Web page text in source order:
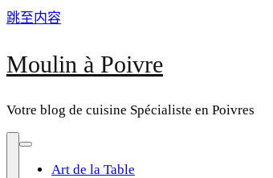
跳至内容
Moulin à Poivre
Votre blog de cuisine Spécialiste en Poivres
Art de la Table